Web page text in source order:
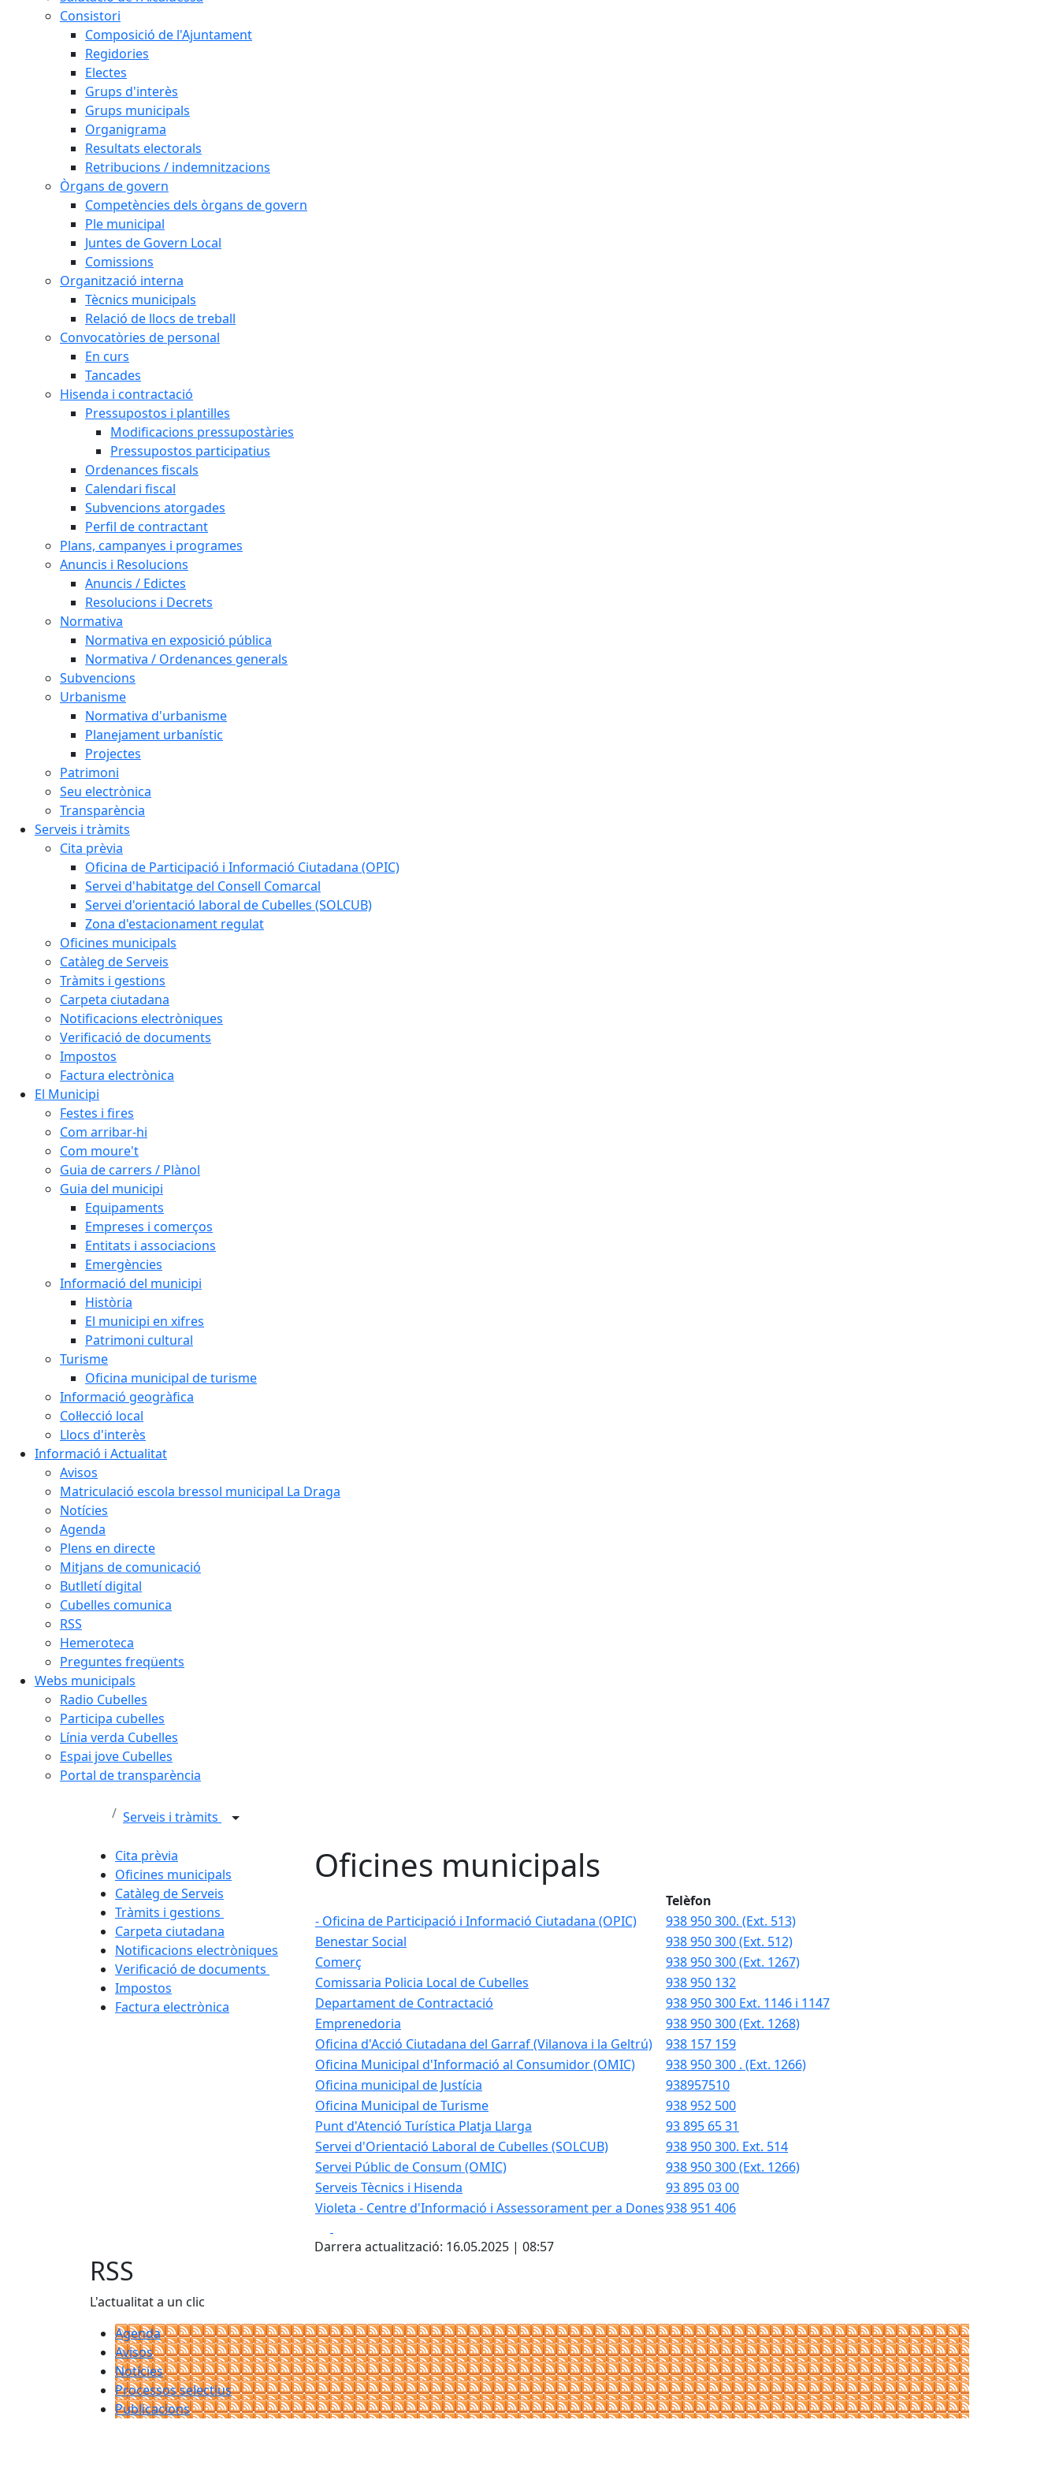
Consistori
Composició de l'Ajuntament
Regidories
Electes
Grups d'interès
Grups municipals
Organigrama
Resultats electorals
Retribucions / indemnitzacions
Òrgans de govern
Competències dels òrgans de govern
Ple municipal
Juntes de Govern Local
Comissions
Organització interna
Tècnics municipals
Relació de llocs de treball
Convocatòries de personal
En curs
Tancades
Hisenda i contractació
Pressupostos i plantilles
Modificacions pressupostàries
Pressupostos participatius
Ordenances fiscals
Calendari fiscal
Subvencions atorgades
Perfil de contractant
Plans, campanyes i programes
Anuncis i Resolucions
Anuncis / Edictes
Resolucions i Decrets
Normativa
Normativa en exposició pública
Normativa / Ordenances generals
Subvencions
Urbanisme
Normativa d'urbanisme
Planejament urbanístic
Projectes
Patrimoni
Seu electrònica
Transparència
Serveis i tràmits
Cita prèvia
Oficina de Participació i Informació Ciutadana (OPIC)
Servei d'habitatge del Consell Comarcal
Servei d'orientació laboral de Cubelles (SOLCUB)
Zona d'estacionament regulat
Oficines municipals
Catàleg de Serveis
Tràmits i gestions
Carpeta ciutadana
Notificacions electròniques
Verificació de documents
Impostos
Factura electrònica
El Municipi
Festes i fires
Com arribar-hi
Com moure't
Guia de carrers / Plànol
Guia del municipi
Equipaments
Empreses i comerços
Entitats i associacions
Emergències
Informació del municipi
Història
El municipi en xifres
Patrimoni cultural
Turisme
Oficina municipal de turisme
Informació geogràfica
Col·lecció local
Llocs d'interès
Informació i Actualitat
Avisos
Matriculació escola bressol municipal La Draga
Notícies
Agenda
Plens en directe
Mitjans de comunicació
Butlletí digital
Cubelles comunica
RSS
Hemeroteca
Preguntes freqüents
Webs municipals
Radio Cubelles
Participa cubelles
Línia verda Cubelles
Espai jove Cubelles
Portal de transparència
Serveis i tràmits
Cita prèvia
Oficines municipals
Catàleg de Serveis
Tràmits i gestions
Carpeta ciutadana
Notificacions electròniques
Verificació de documents
Impostos
Factura electrònica
Oficines municipals
Telèfon
- Oficina de Participació i Informació Ciutadana (OPIC)
938 950 300. (Ext. 513)
Benestar Social
938 950 300 (Ext. 512)
Comerç
938 950 300 (Ext. 1267)
Comissaria Policia Local de Cubelles
938 950 132
Departament de Contractació
938 950 300 Ext. 1146 i 1147
Emprenedoria
938 950 300 (Ext. 1268)
Oficina d'Acció Ciutadana del Garraf (Vilanova i la Geltrú)
938 157 159
Oficina Municipal d'Informació al Consumidor (OMIC)
938 950 300 . (Ext. 1266)
Oficina municipal de Justícia
938957510
Oficina Municipal de Turisme
938 952 500
Punt d'Atenció Turística Platja Llarga
93 895 65 31
Servei d'Orientació Laboral de Cubelles (SOLCUB)
938 950 300. Ext. 514
Servei Públic de Consum (OMIC)
938 950 300 (Ext. 1266)
Serveis Tècnics i Hisenda
93 895 03 00
Violeta - Centre d'Informació i Assessorament per a Dones938 951 406
Darrera actualització: 16.05.2025 | 08:57
RSS
L'actualitat a un clic
Agenda
Avisos
Notícies
Processos selectius
Publicacions